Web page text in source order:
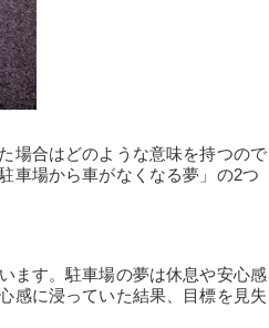
場合はどのような意味を持つので
車場から車がなくなる夢」の2つ
ます。駐車場の夢は休息や安心感
感に浸っていた結果、目標を見失